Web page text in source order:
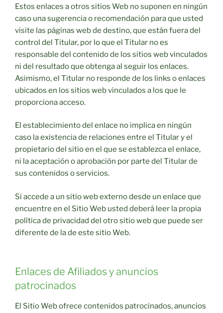
Estos enlaces a otros sitios Web no suponen en ningún
caso una sugerencia o recomendación para que usted
visite las páginas web de destino, que están fuera del
control del Titular, por lo que el Titular no es
responsable del contenido de los sitios web vinculados
ni del resultado que obtenga al seguir los enlaces.
Asimismo, el Titular no responde de los links o enlaces
ubicados en los sitios web vinculados a los que le
proporciona acceso.
El establecimiento del enlace no implica en ningún
caso la existencia de relaciones entre el Titular y el
propietario del sitio en el que se establezca el enlace,
ni la aceptación o aprobación por parte del Titular de
sus contenidos o servicios.
Si accede a un sitio web externo desde un enlace que
encuentre en el Sitio Web usted deberá leer la propia
política de privacidad del otro sitio web que puede ser
diferente de la de este sitio Web.
Enlaces de Afiliados y anuncios
patrocinados
El Sitio Web ofrece contenidos patrocinados, anuncios